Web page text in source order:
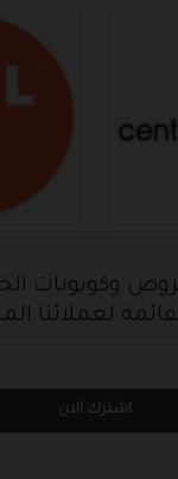
وكوبونات
لعملائنا